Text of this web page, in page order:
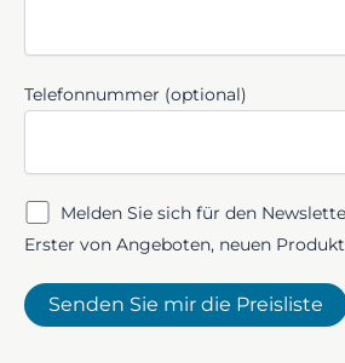
Telefonnummer (optional)
Melden Sie sich für den
Erster von Angeboten, neuen